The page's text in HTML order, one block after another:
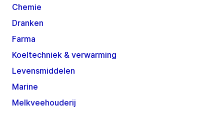
Chemie
Dranken
Farma
Koeltechniek & verwarming
Levensmiddelen
Marine
Melkveehouderij